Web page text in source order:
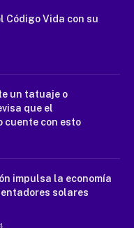
Código Vida con su
un tatuaje o
que el
cuente con esto
impulsa la economía
solares